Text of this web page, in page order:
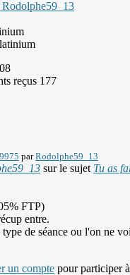
reçus 177
parRodolphe59_13
sur le sujet Tu as
FTP)
entre.
de séance ou l'on ne
un compte pour participer